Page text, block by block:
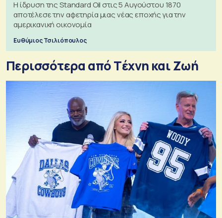
Η ίδρυση της Standard Oil στις 5 Αυγούστου 1870
αποτέλεσε την αφετηρία μιας νέας εποχής για την
αμερικανική οικονομία
Ευθύμιος Τσιλιόπουλος
Περισσότερα από Tέχνη και Ζωή